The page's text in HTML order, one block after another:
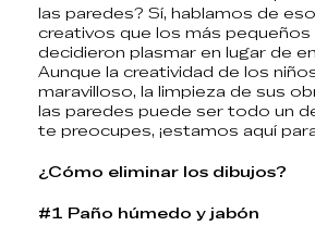
las paredes? Sí, hablamos de
creativos que los más pequeños
decidieron plasmar en lugar de
Aunque la creatividad de los
maravilloso, la limpieza de sus
las paredes puede ser todo un
te preocupes, ¡estamos aquí
¿Cómo eliminar los dibujos?
#1 Paño húmedo y jabón